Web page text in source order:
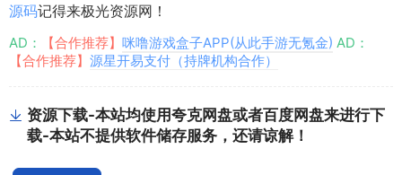
源码记得来极光资源网！
AD： 【合作推荐】 咪噜游戏盒子APP(从此手游无氪金) AD：
【合作推荐】 源星开易支付（持牌机构合作）
资源下载-本站均使用夸克网盘或者百度网盘来进行下
载-本站不提供软件储存服务，还请谅解！